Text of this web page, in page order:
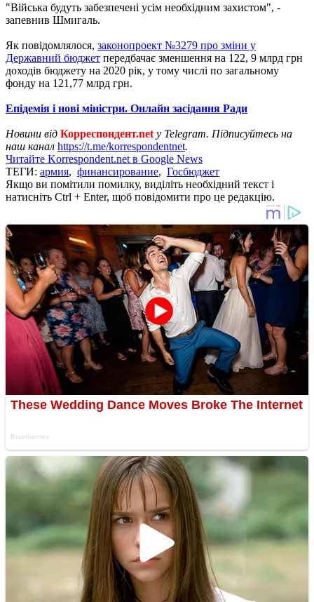
"Війська будуть забезпечені усім необхідним захистом", -
запевнив Шмигаль.
Як повідомлялося, законопроект №3279 про зміни у
Державний бюджет передбачає зменшення на 122, 9 млрд грн
доходів бюджету на 2020 рік, у тому числі по загальному
фонду на 121,77 млрд грн.
Епідемія і нові міністри. Онлайн засідання Ради
Новини від Корреспондент.net у Telegram. Підписуйтесь на
наш канал https://t.me/korrespondentnet.
Читайте Korrespondent.net в Google News
ТЕГИ: армия, финансирование, Госбюджет
Якщо ви помітили помилку, виділіть необхідний текст і
натисніть Ctrl + Enter, щоб повідомити про це редакцію.